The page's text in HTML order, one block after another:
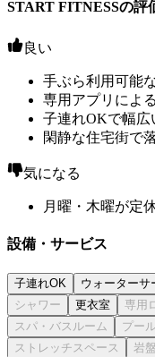
START FITNESSの評
良い
手ぶら利用可能
専用アプリによ
子連れOKで幅広
閑静な住宅街で
気になる
月曜・木曜が定
設備・サービス
子連れOK ウォーターサ
更衣室